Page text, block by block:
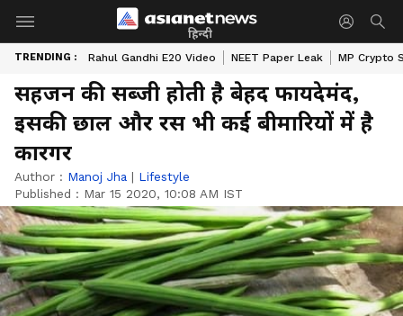
हिन्दी
TRENDING : Rahul Gandhi E20 Video NEET Paper Leak MP Crypto
सहजन की सब्जी होती है बेहद फायदेमंद,
इसकी छाल और रस भी कई बीमारियों में है
कारगर
Author : Manoj Jha | Lifestyle
Published : Mar 15 2020, 10:08 AM IST